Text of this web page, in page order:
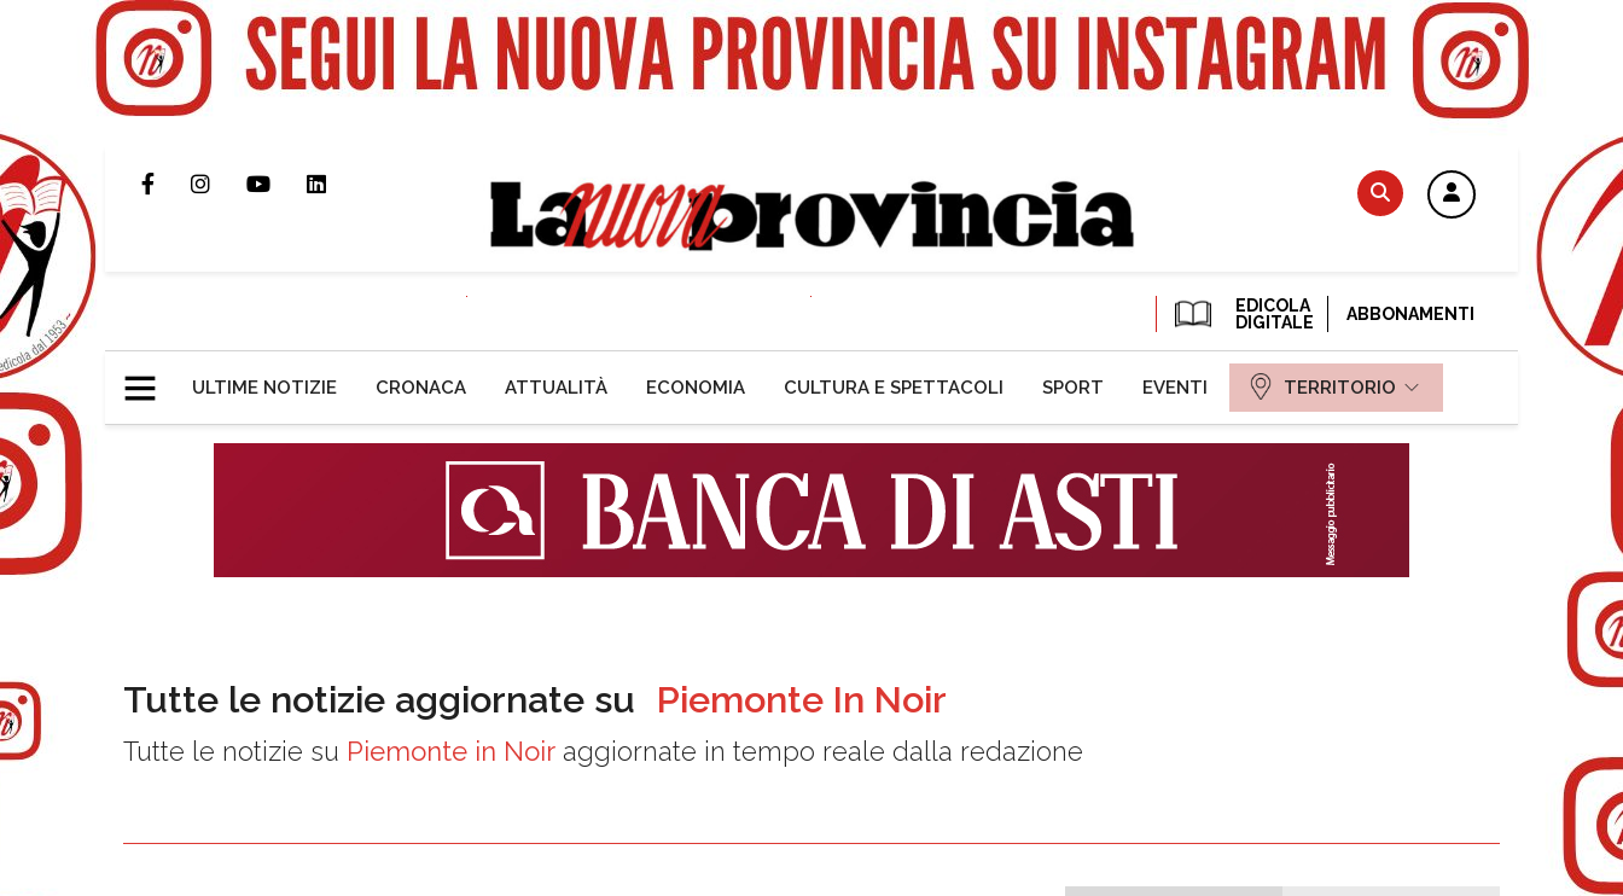
EDICOLA
DIGITALE
ABBONAMENTI
ULTIME NOTIZIE CRONACA ATTUALITÀ ECONOMIA CULTURA E SPETTACOLI SPORT EVENTI TERRITORIO
Tutte le notizie aggiornate su Piemonte In Noir
Tutte le notizie su Piemonte in Noir aggiornate in tempo reale dalla redazione